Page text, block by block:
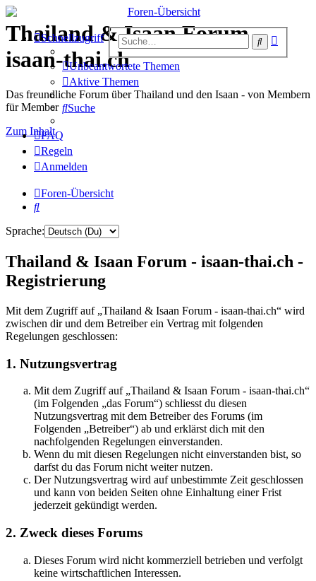
Suche
Thailand & Isaan Forum -
isaan-thai.ch
Das freundliche Forum über Thailand und den Isaan - von Membern
für Member
Zum Inhalt
Schnellzugriff
Unbeantwortete Themen
Aktive Themen
Suche
FAQ
Regeln
Anmelden
Foren-Übersicht
Suche
Sprache:
Thailand & Isaan Forum - isaan-thai.ch -
Registrierung
Mit dem Zugriff auf „Thailand & Isaan Forum - isaan-thai.ch“ wird
zwischen dir und dem Betreiber ein Vertrag mit folgenden
Regelungen geschlossen:
1. Nutzungsvertrag
Mit dem Zugriff auf „Thailand & Isaan Forum - isaan-thai.ch“
(im Folgenden „das Forum“) schliesst du diesen
Nutzungsvertrag mit dem Betreiber des Forums (im
Folgenden „Betreiber“) ab und erklärst dich mit den
nachfolgenden Regelungen einverstanden.
Wenn du mit diesen Regelungen nicht einverstanden bist, so
darfst du das Forum nicht weiter nutzen.
Der Nutzungsvertrag wird auf unbestimmte Zeit geschlossen
und kann von beiden Seiten ohne Einhaltung einer Frist
jederzeit gekündigt werden.
2. Zweck dieses Forums
Dieses Forum wird nicht kommerziell betrieben und verfolgt
keine wirtschaftlichen Interessen.